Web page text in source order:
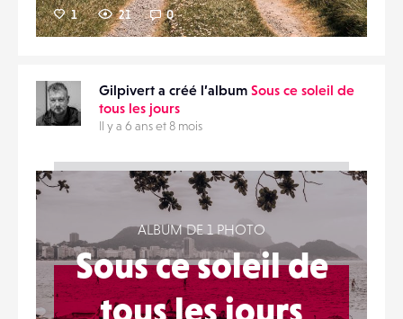
1 21 0
Gilpivert a créé l’album Sous ce soleil de
tous les jours
Il y a 6 ans et 8 mois
ALBUM DE 1 PHOTO
Sous ce soleil de
tous les jours